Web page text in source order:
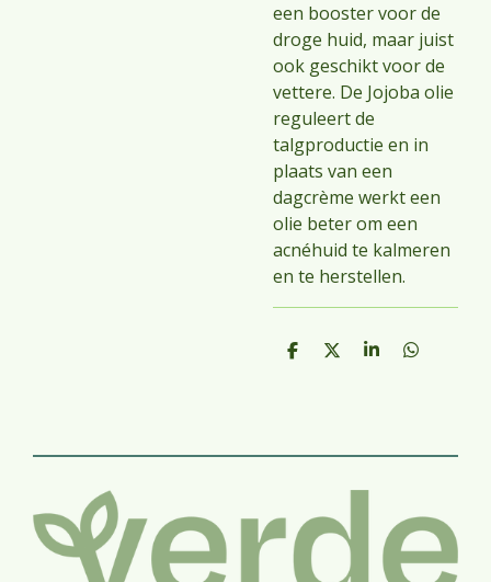
een booster voor de
droge huid, maar juist
ook geschikt voor de
vettere. De Jojoba olie
reguleert de
talgproductie en in
plaats van een
dagcrème werkt een
olie beter om een
acnéhuid te kalmeren
en te herstellen.
D
D
S
D